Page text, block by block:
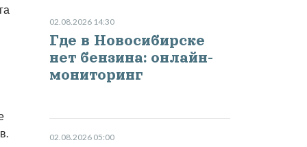
02.08.2026 14:30
Где в Новосибирске
нет бензина: онлайн-
мониторинг
02.08.2026 05:00